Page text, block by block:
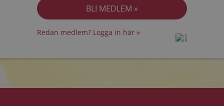
Redan medlem? Logga in här »